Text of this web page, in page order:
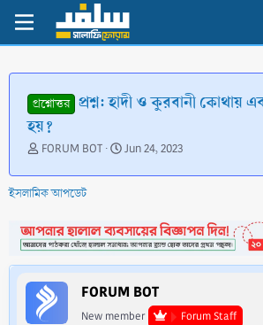
প্রশ্নোত্তর প্রশ্ন: হাদী ও কুরবানী কোথায়
হয়?
T
r
e
d
s
t
a
r
t
FORUM BOT
S
a
d
a
t
e
Jun 24, 2023
ইসলামিক আপডেট
FORUM BOT
New member Forum Staff